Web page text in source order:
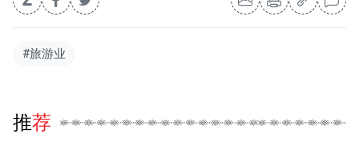
#旅游业
推荐